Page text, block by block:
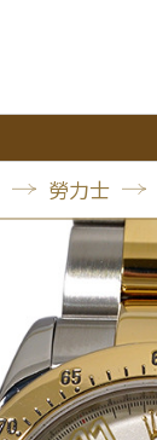
勞力士